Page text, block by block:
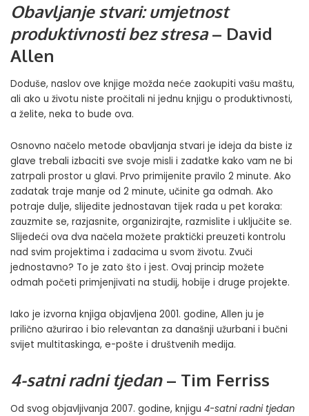
Obavljanje stvari: umjetnost
produktivnosti bez stresa– David
Allen
Doduše, naslov ove knjige možda neće zaokupiti vašu maštu,
ali ako u životu niste pročitali ni jednu knjigu o produktivnosti,
a želite, neka to bude ova.
Osnovno načelo metode obavljanja stvari je ideja da biste iz
glave trebali izbaciti sve svoje misli i zadatke kako vam ne bi
zatrpali prostor u glavi. Prvo primijenite pravilo 2 minute. Ako
zadatak traje manje od 2 minute, učinite ga odmah. Ako
potraje dulje, slijedite jednostavan tijek rada u pet koraka:
zauzmite se, razjasnite, organizirajte, razmislite i uključite se.
Slijedeći ova dva načela možete praktički preuzeti kontrolu
nad svim projektima i zadacima u svom životu. Zvuči
jednostavno? To je zato što i jest. Ovaj princip možete
odmah početi primjenjivati ​​na studij, hobije i druge projekte.
Iako je izvorna knjiga objavljena 2001. godine, Allen ju je
prilično ažurirao i bio relevantan za današnji užurbani i bučni
svijet multitaskinga, e-pošte i društvenih medija.
4-satni radni tjedan– Tim Ferriss
Od svog objavljivanja 2007. godine, knjigu 4-satni radni tjedan